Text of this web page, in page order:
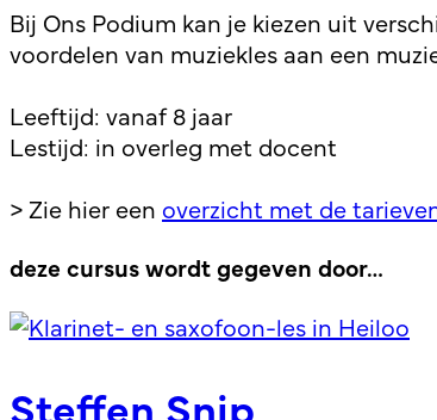
Bij Ons Podium kan je kiezen uit
voordelen van muziekles aan een
Leeftijd: vanaf 8 jaar
Lestijd: in overleg met docent
> Zie hier een overzicht met de
deze cursus wordt gegeven door…
Steffen Snip